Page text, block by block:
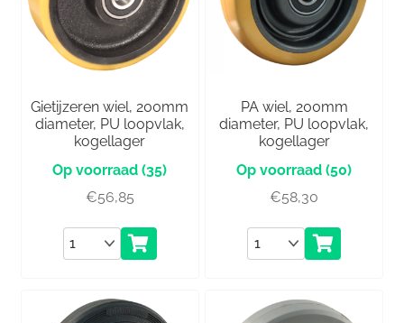
Gietijzeren wiel, 200mm
diameter, PU loopvlak,
kogellager
(35)
€56,85
Aantal
PA wiel, 200mm
diameter, PU loopvlak,
kogellager
(50)
€58,30
Aantal